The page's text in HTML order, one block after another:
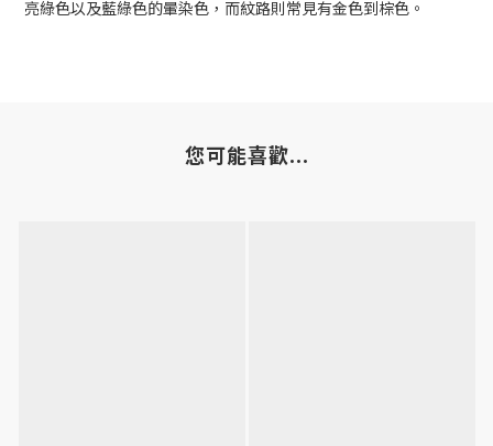
亮綠色以及藍綠色的暈染色，而紋路則常見有金色到棕色。
您可能喜歡...